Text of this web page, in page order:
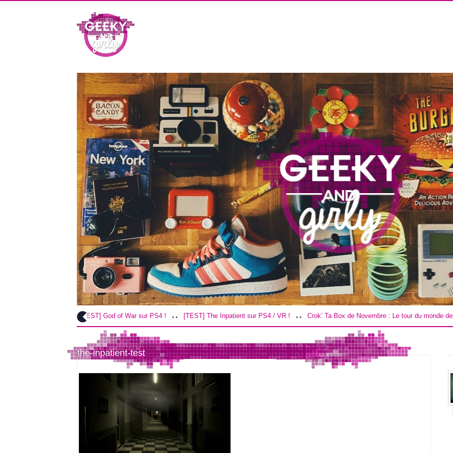
[TEST] God of War sur PS4 ! .. [TEST] The Inpatient sur PS4 / VR ! .. Crok’ Ta Box de Novembre : Le tour du monde des
the-inpatient-test